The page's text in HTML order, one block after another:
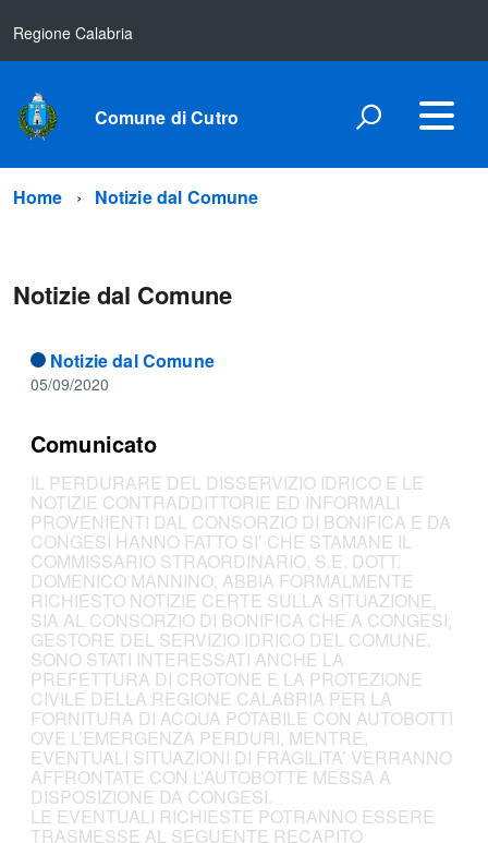
Regione Calabria
Comune di Cutro
Home Notizie dal Comune
Notizie dal Comune
Notizie dal Comune
05/09/2020
Comunicato
IL PERDURARE DEL DISSERVIZIO IDRICO E LE
NOTIZIE CONTRADDITTORIE ED INFORMALI
PROVENIENTI DAL CONSORZIO DI BONIFICA E DA
CONGESI HANNO FATTO SI’ CHE STAMANE IL
COMMISSARIO STRAORDINARIO, S.E. DOTT.
DOMENICO MANNINO, ABBIA FORMALMENTE
RICHIESTO NOTIZIE CERTE SULLA SITUAZIONE,
SIA AL CONSORZIO DI BONIFICA CHE A CONGESI,
GESTORE DEL SERVIZIO IDRICO DEL COMUNE.
SONO STATI INTERESSATI ANCHE LA
PREFETTURA DI CROTONE E LA PROTEZIONE
CIVILE DELLA REGIONE CALABRIA PER LA
FORNITURA DI ACQUA POTABILE CON AUTOBOTTI
OVE L’EMERGENZA PERDURI, MENTRE,
EVENTUALI SITUAZIONI DI FRAGILITA’ VERRANNO
AFFRONTATE CON L’AUTOBOTTE MESSA A
DISPOSIZIONE DA CONGESI.
LE EVENTUALI RICHIESTE POTRANNO ESSERE
TRASMESSE AL SEGUENTE RECAPITO